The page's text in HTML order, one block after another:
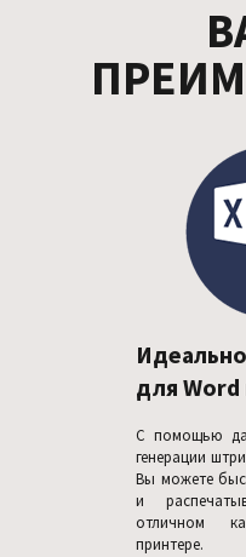
для Word
С помощью
генерации
Вы можете
и
отличном
принтере.